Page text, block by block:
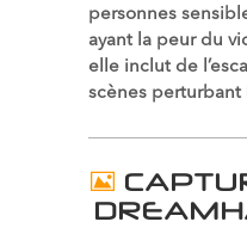
personnes
ayant la peur du
elle inclut de
scènes perturbant